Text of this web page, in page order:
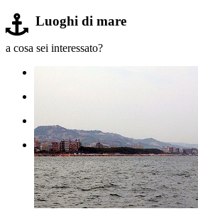
Luoghi di mare
a cosa sei interessato?